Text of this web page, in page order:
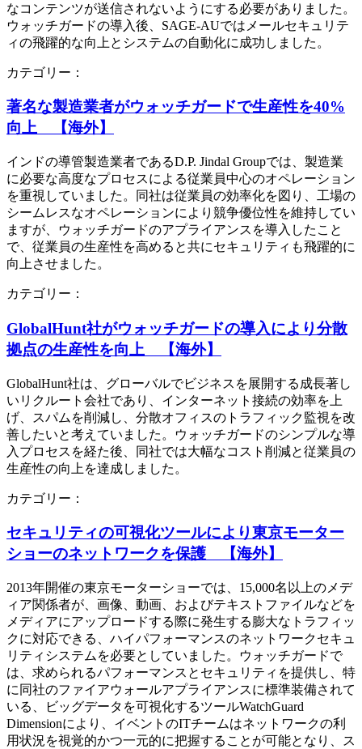
なコンテンツが送信されないようにする必要がありました。
ウォッチガードの導入後、SAGE-AUではメールセキュリテ
ィの飛躍的な向上とシステムの自動化に成功しました。
カテゴリー：
著名な製造業者がウォッチガードで生産性を40%
向上 【海外】
インドの導管製造業者であるD.P. Jindal Groupでは、製造業
に必要な高度なプロセスによる従業員中心のオペレーション
を重視していました。同社は従業員の効率化を図り、工場の
シームレスなオペレーションにより競争優位性を維持してい
ますが、ウォッチガードのアプライアンスを導入したこと
で、従業員の生産性を高めると共にセキュリティも飛躍的に
向上させました。
カテゴリー：
GlobalHunt社がウォッチガードの導入により分散
拠点の生産性を向上 【海外】
GlobalHunt社は、グローバルでビジネスを展開する成長著し
いリクルート会社であり、インターネット接続の効率を上
げ、スパムを削減し、分散オフィスのトラフィック監視を改
善したいと考えていました。ウォッチガードのシンプルな導
入プロセスを経た後、同社では大幅なコスト削減と従業員の
生産性の向上を達成しました。
カテゴリー：
セキュリティの可視化ツールにより東京モーター
ショーのネットワークを保護 【海外】
2013年開催の東京モーターショーでは、15,000名以上のメデ
ィア関係者が、画像、動画、およびテキストファイルなどを
メディアにアップロードする際に発生する膨大なトラフィッ
クに対応できる、ハイパフォーマンスのネットワークセキュ
リティシステムを必要としていました。ウォッチガードで
は、求められるパフォーマンスとセキュリティを提供し、特
に同社のファイアウォールアプライアンスに標準装備されて
いる、ビッグデータを可視化するツールWatchGuard
Dimensionにより、イベントのITチームはネットワークの利
用状況を視覚的かつ一元的に把握することが可能となり、ス